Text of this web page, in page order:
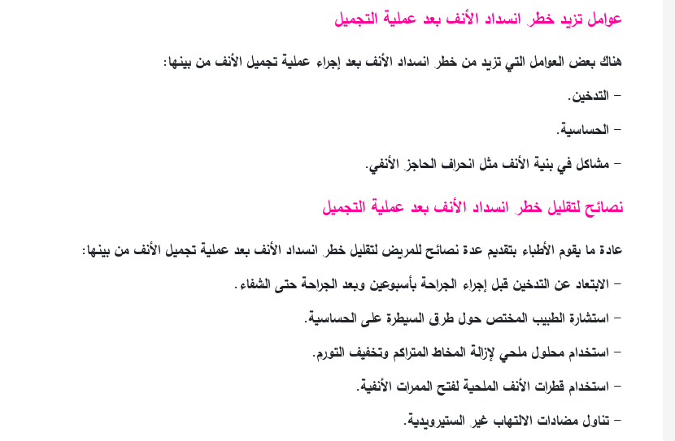
عوامل تزيد خطر انسداد الأنف بعد عملية التجميل
هناك بعض العوامل التي تزيد من خطر انسداد الأنف بعد إجراء عملية تجميل الأنف من بينها:
- التدخين.
- الحساسية.
- مشاكل في بنية الأنف مثل انحراف الحاجز الأنفي.
نصائح لتقليل خطر انسداد الأنف بعد عملية التجميل
عادة ما يقوم الأطباء بتقديم عدة نصائح للمريض لتقليل خطر انسداد الأنف بعد عملية تجميل الأنف من بينها:
- الابتعاد عن التدخين قبل إجراء الجراحة بأسبوعين وبعد الجراحة حتى الشفاء.
- استشارة الطبيب المختص حول طرق السيطرة على الحساسية.
- استخدام محلول ملحي لإزالة المخاط المتراكم وتخفيف التورم.
- استخدام قطرات الأنف الملحية لفتح الممرات الأنفية.
- تناول مضادات الالتهاب غير الستيرويدية.